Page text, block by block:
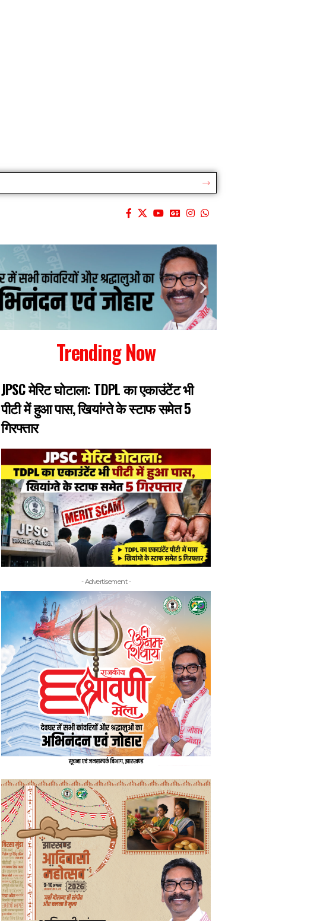
Trending Now
JPSC मेरिट घोटाला: TDPL का एकाउंटेंट भी
पीटी में हुआ पास, खियांग्ते के स्टाफ समेत 5
गिरफ्तार
- Advertisement -